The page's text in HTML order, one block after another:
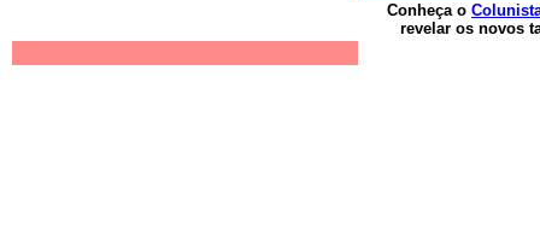
Conheça o
revelar os novos